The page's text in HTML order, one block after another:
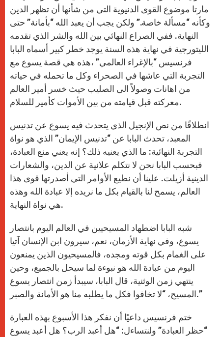
r
مارتا موضوع القوى الدنيوية التي من شأنها أن تظهر الدين
وكأنه “مسألة خاصة.” ولكن يجب أن يعبد الله “بأمانة” حتى
النهاية. ففي الصراع النهائي بين الله والشر الذي تقدمه
الليتورجية في نهاية هذه السنة يوجد خطر كبير أسماه البابا
فرنسيس “بالإغراء العالمي” ،هذه هي قصة يسوع مع
التجربة التي عاشها في الصحراء وكل ما تحمله في حياته
من اهانات وصولاً الى الصليب حيث خسر أمير العالم
معركته قبل قيامته من بين الأموات كأمير للسلام.
انطلاقًا من نص الإنجيل الذي يتحدث فيه يسوع عن تدنيس
المعبد، تحدث البابا عن “تدنيس الإيمان” الذي هو نواة
التجربة النهائية: ما الذي يعنيه ذلك؟ إنه يعني منع العبادة،
فبحسب البابا نحن لا نتكلم علانية عن الدين، والشعارات
الدينية أزيلت. علينا أن نطيع الأوامر التي أصدرتها قوى هذا
العالم، يسمح لنا بالقيام بكل ما نريده إلا عبادة الله وهذه
هي نواة النهاية.
شبه البابا اضطهاد المسيحيين في العالم اليوم بانتصار
يسوع، وفي نهاية الأزمان، نعم، سيرون ابن الإنسان آتيا
على الغمام بكل قوته ومجده، فالمسيحيون الذين يمنعون
اليوم من عبادة الله هو نبوءة لما سيحل بالجميع، وحين
ينتهي زمن الوثنية، قال البابا، سيبدأ زمن انتصار يسوع
المسيح، “لا تخافوا فكل ما يطلبه منا هو الأمانة والصبر.”
ختم فرنسيس داعيًا أن نفكر هذا الأسبوع بهذه العبارة
“حظر العبادة” ولنتساءل: “هل أعبد الرب؟ هل أعبد يسوع